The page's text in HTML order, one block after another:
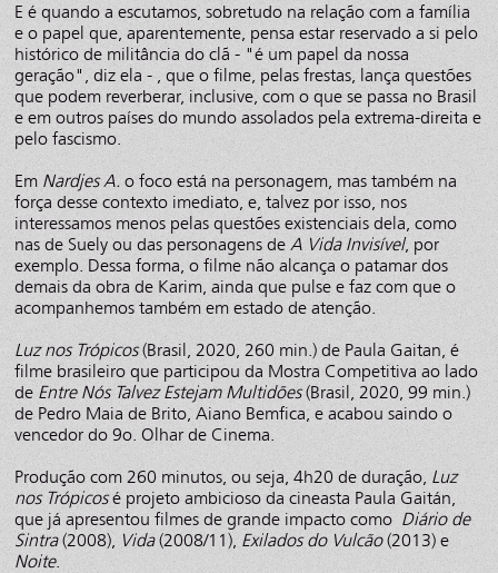
E é quando a escutamos, sobretudo na relação com a família
e o papel que, aparentemente, pensa estar reservado a si pelo
histórico de militância do clã - "é um papel da nossa
geração", diz ela - , que o filme, pelas frestas, lança questões
que podem reverberar, inclusive, com o que se passa no Brasil
e em outros países do mundo assolados pela extrema-direita e
pelo fascismo.
Em Nardjes A. o foco está na personagem, mas também na
força desse contexto imediato, e, talvez por isso, nos
interessamos menos pelas questões existenciais dela, como
nas de Suely ou das personagens deA Vida Invisível, por
exemplo. Dessa forma, o filme não alcança o patamar dos
demais da obra de Karim, ainda que pulse e faz com que o
acompanhemos também em estado de atenção.
Luz nos Trópicos(Brasil, 2020, 260 min.) de Paula Gaitan, é
filme brasileiro que participou da Mostra Competitiva ao lado
de Entre Nós Talvez Estejam Multidões(Brasil, 2020, 99 min.)
de Pedro Maia de Brito, Aiano Bemfica, e acabou saindo o
vencedor do 9o. Olhar de Cinema.
Produção com 260 minutos, ou seja, 4h20 de duração, Luz
nos Trópicosé projeto ambicioso da cineasta Paula Gaitán,
que já apresentou filmes de grande impacto como Diário de
Sintra(2008), Vida(2008/11), Exilados do Vulcão(2013) e
Noite.